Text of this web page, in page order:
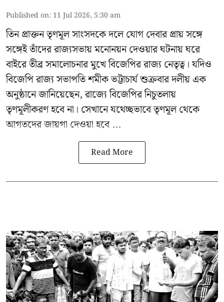
Published on: 11 Jul 2026, 5:30 am
তিন প্রাক্তন তৃণমূল সাংসদকে দলে যোগ দেবার প্রায় সঙ্গে
সঙ্গেই তাঁদের রাজ্যসভায় মনোনয়ন দেওয়ার ঘটনায় ঘরে
বাইরে তীব্র সমালোচনার মুখে বিজেপির রাজ্য নেতৃত্ব। যদিও
বিজেপি রাজ্য সভাপতি শমীক ভট্টাচার্যশুক্রবার দলীয় এক
অনুষ্ঠানে জানিয়েছেন, রাজ্যে বিজেপির নিচুতলায়
তৃণমূলীকরণ হবে না। সেখানে যথেচ্ছভাবে তৃণমূল থেকে
আগতদের জায়গা দেওয়া হবে ...
Read More